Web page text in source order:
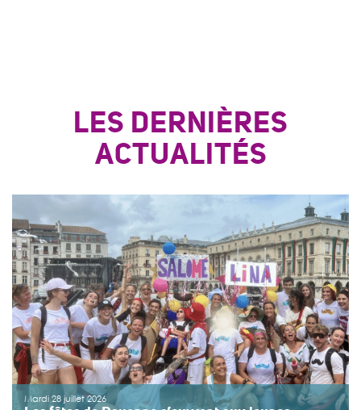
LES DERNIÈRES
ACTUALITÉS
Mardi 28 juillet 2026